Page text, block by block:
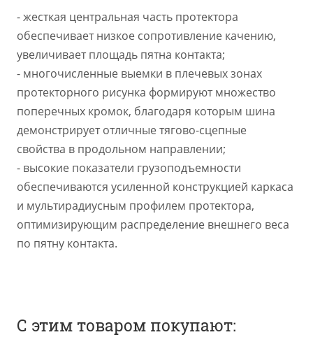
- жесткая центральная часть протектора
обеспечивает низкое сопротивление качению,
увеличивает площадь пятна контакта;
- многочисленные выемки в плечевых зонах
протекторного рисунка формируют множество
поперечных кромок, благодаря которым шина
демонстрирует отличные тягово-сцепные
свойства в продольном направлении;
- высокие показатели грузоподъемности
обеспечиваются усиленной конструкцией каркаса
и мультирадиусным профилем протектора,
оптимизирующим распределение внешнего веса
по пятну контакта.
С этим товаром покупают: